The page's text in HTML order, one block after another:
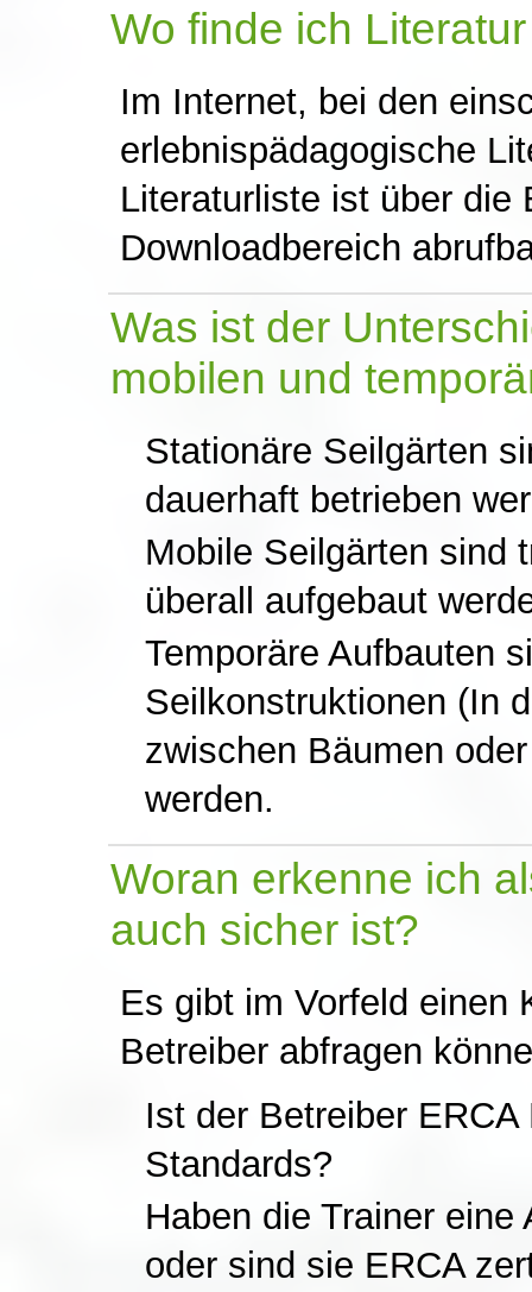
Wo finde ich
Im Internet, bei den
erlebnispädagogische
Literaturliste ist über die
Downloadbereich
Was ist der
mobilen und
Stationäre Seilgärten
dauerhaft betrieben
Mobile Seilgärten sind
überall aufgebaut
Temporäre Aufbauten
Seilkonstruktionen (In
zwischen Bäumen
werden.
Woran erkenne ich
auch sicher ist?
Es gibt im Vorfeld einen
Betreiber abfragen
Ist der Betreiber
Standards?
Haben die Trainer
oder sind sie ERCA